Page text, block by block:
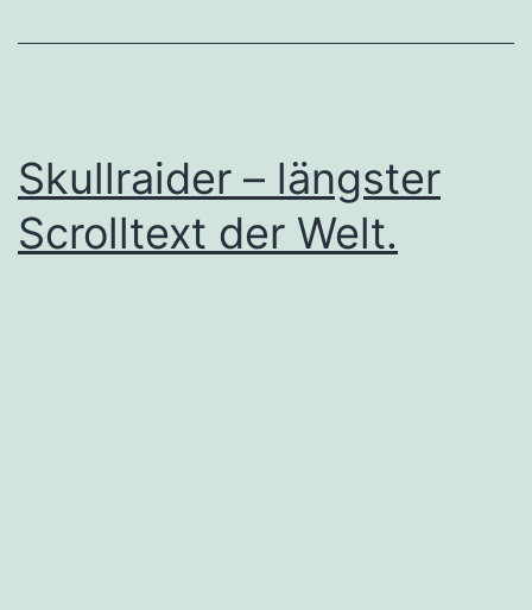
Skullraider – längster
Scrolltext der Welt.